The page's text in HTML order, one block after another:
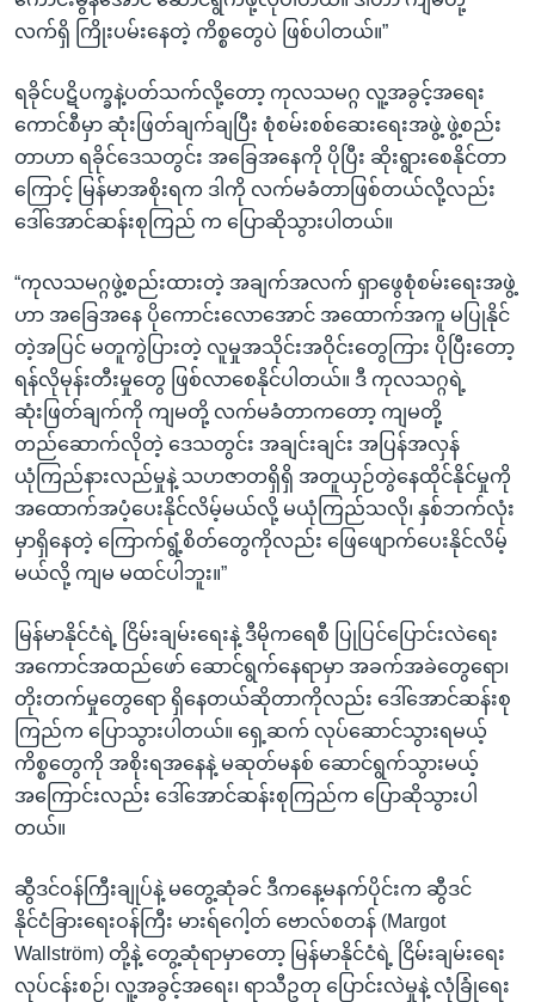
လက်ရှိ ကြိုးပမ်းနေတဲ့ ကိစ္စတွေပဲ ဖြစ်ပါတယ်။”
ရခိုင်ပဋိပက္ခနဲ့ပတ်သက်လို့တော့ ကုလသမဂ္ဂ လူ့အခွင့်အရေး
ကောင်စီမှာ ဆုံးဖြတ်ချက်ချပြီး စုံစမ်းစစ်ဆေးရေးအဖွဲ့ ဖွဲ့စည်း
တာဟာ ရခိုင်ဒေသတွင်း အခြေအနေကို ပိုပြီး ဆိုးရွားစေနိုင်တာ
ကြောင့် မြန်မာအစိုးရက ဒါကို လက်မခံတာဖြစ်တယ်လို့လည်း
ဒေါ်အောင်ဆန်းစုကြည် က ပြောဆိုသွားပါတယ်။
“ကုလသမဂ္ဂဖွဲ့စည်းထားတဲ့ အချက်အလက် ရှာဖွေစုံစမ်းရေးအဖွဲ့
ဟာ အခြေအနေ ပိုကောင်းလောအောင် အထောက်အကူ မပြုနိုင်
တဲ့အပြင် မတူကွဲပြားတဲ့ လူမှုအသိုင်းအဝိုင်းတွေကြား ပိုပြီးတော့
ရန်လိုမုန်းတီးမှုတွေ ဖြစ်လာစေနိုင်ပါတယ်။ ဒီ ကုလသဂ္ဂရဲ့
ဆုံးဖြတ်ချက်ကို ကျမတို့ လက်မခံတာကတော့ ကျမတို့
တည်ဆောက်လိုတဲ့ ဒေသတွင်း အချင်းချင်း အပြန်အလှန်
ယုံကြည်နားလည်မှုနဲ့ သဟဇာတရှိရှိ အတူယှဉ်တွဲနေထိုင်နိုင်မှုကို
အထောက်အပံ့ပေးနိုင်လိမ့်မယ်လို့ မယုံကြည်သလို၊ နှစ်ဘက်လုံး
မှာရှိနေတဲ့ ကြောက်ရွံ့စိတ်တွေကိုလည်း ဖြေဖျောက်ပေးနိုင်လိမ့်
မယ်လို့ ကျမ မထင်ပါဘူး။”
မြန်မာနိုင်ငံရဲ့ ငြိမ်းချမ်းရေးနဲ့ ဒီမိုကရေစီ ပြုပြင်ပြောင်းလဲရေး
အကောင်အထည်ဖော် ဆောင်ရွက်နေရာမှာ အခက်အခဲတွေရော၊
တိုးတက်မှုတွေရော ရှိနေတယ်ဆိုတာကိုလည်း ဒေါ်အောင်ဆန်းစု
ကြည်က ပြောသွားပါတယ်။ ရှေ့ဆက် လုပ်ဆောင်သွားရမယ့်
ကိစ္စတွေကို အစိုးရအနေနဲ့ မဆုတ်မနစ် ဆောင်ရွက်သွားမယ့်
အကြောင်းလည်း ဒေါ်အောင်ဆန်းစုကြည်က ပြောဆိုသွားပါ
တယ်။
ဆွီဒင်ဝန်ကြီးချုပ်နဲ့ မတွေ့ဆုံခင် ဒီကနေ့မနက်ပိုင်းက ဆွီဒင်
နိုင်ငံခြားရေးဝန်ကြီး မားရ်ဂေါ့တ် ဗောလ်စတန် (Margot
Wallström) တို့နဲ့ တွေ့ဆုံရာမှာတော့ မြန်မာနိုင်ငံရဲ့ ငြိမ်းချမ်းရေး
လုပ်ငန်းစဉ်၊ လူ့အခွင့်အရေး၊ ရာသီဥတု ပြောင်းလဲမှုနဲ့ လုံခြုံရေး